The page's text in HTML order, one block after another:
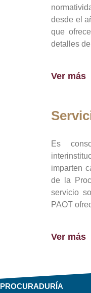
desde el
que
detalles
Ver más
Es
imparten
de la
servicio
PAOT
Ver más
PROCURADURÍA